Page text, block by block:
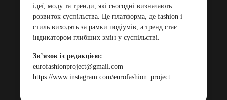
ідеї, моду та тренди, які сьогодні визначають
розвиток суспільства. Це платформа, де fashion і
стиль виходять за рамки подіумів, а тренд стає
індикатором глибших змін у суспільстві.
Зв’язок із редакцією:
eurofashionproject@gmail.com
https://www.instagram.com/eurofashion_project